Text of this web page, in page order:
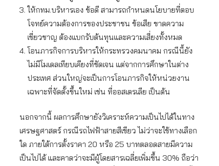
ให้กทม.บริหารเอง ข้อดี สามารถกำหนดนโยบายที่ตอบ
โจทย์ความต้องการของประชาชน ข้อเสีย ขาดความ
เชี่ยวชาญ ต้องแบกรับต้นทุนและความเสี่ยงทั้งหมด
โอนภารกิจการบริหารให้กระทรวงคมนาคม กรณีนี้ยัง
ไม่มีโมเดลเทียบเคียงที่ชัดเจน แต่จากการศึกษาในต่าง
ประเทศ ส่วนใหญ่จะเป็นการโอนภารกิจให้หน่วยงาน
เฉพาะที่จัดตั้งขึ้นใหม่ เช่น ที่ออสเตรเลีย เป็นต้น
นอกจากนี้ ผลการศึกษายังวิเคราะห์ความเป็นไปได้ในทาง
เศรษฐศาสตร์ กรณีรถไฟฟ้าสายสีเขียว ไม่ว่าจะใช้ทางเลือก
ใด ภายใต้การตั้งราคา 20 หรือ 25 บาทตลอดสายมีความ
เป็นไปได้ และคาดว่าจะมีผู้โดยสารเฉลี่ยเพิ่มขึ้น 30% ถือว่า